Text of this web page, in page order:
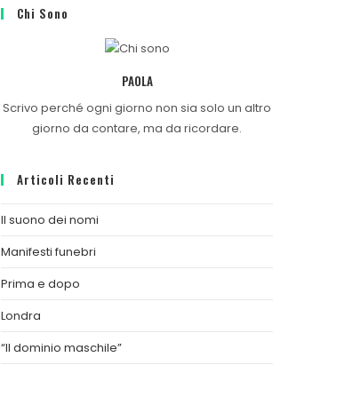
Chi Sono
PAOLA
Scrivo perché ogni giorno non sia solo un altro
giorno da contare, ma da ricordare.
Articoli Recenti
Il suono dei nomi
Manifesti funebri
Prima e dopo
Londra
“Il dominio maschile”